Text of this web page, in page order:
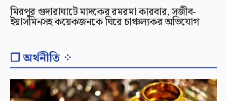
মিরপুর গুদারাঘাটে মাদকের রমরমা কারবার, সজীব-
ইয়াসমিনসহ কয়েকজনকে ঘিরে চাঞ্চল্যকর অভিযোগ
❐ অর্থনীতি ⁘